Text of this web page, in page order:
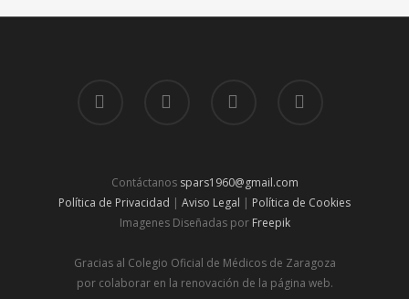
Contáctanos spars1960@gmail.com
Política de Privacidad | Aviso Legal | Política de Cookies
Imagenes Diseñadas por Freepik
Gracias al Colegio Oficial de Médicos de Zaragoza
por colaborar en la renovación de la página web.